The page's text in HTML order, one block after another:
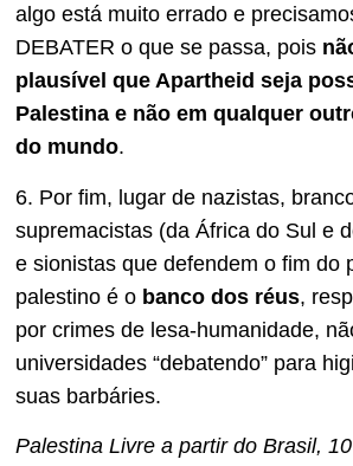
algo está muito errado e
DEBATER o que se passa, pois
plausível que Apartheid seja
Palestina e não em qualquer
do mundo.
6. Por fim, lugar de nazistas,
supremacistas (da África do Sul e
e sionistas que defendem o fim do
palestino é o banco dos réus,
por crimes de lesa-humanidade,
universidades “debatendo” para
suas barbáries.
Palestina Livre a partir do Brasil,